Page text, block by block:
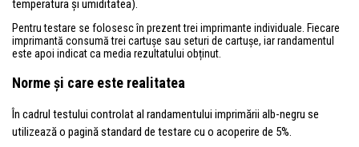
temperatura și umiditatea).
Pentru testare se folosesc în prezent trei imprimante individuale. Fiecare
imprimantă consumă trei cartușe sau seturi de cartușe, iar randamentul
este apoi indicat ca media rezultatului obținut.
Norme și care este realitatea
În cadrul testului controlat al randamentului imprimării alb-negru se
utilizează o pagină standard de testare cu o acoperire de 5%.